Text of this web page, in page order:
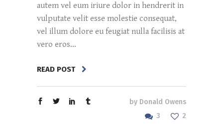
autem vel eum iriure dolor in hendrerit in
vulputate velit esse molestie consequat,
vel illum dolore eu feugiat nulla facilisis at
vero eros...
READ POST
by Donald Owens
3
2